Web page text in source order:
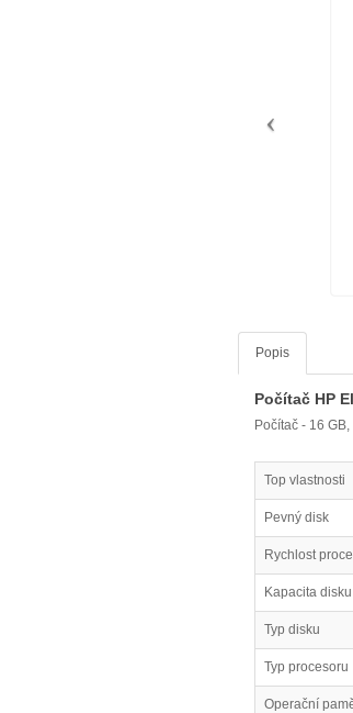
Popis
Počítač HP
Počítač - 16
Top vlastnosti
Pevný disk
Rychlost
Kapacita disku
Typ disku
Typ procesoru
Operační